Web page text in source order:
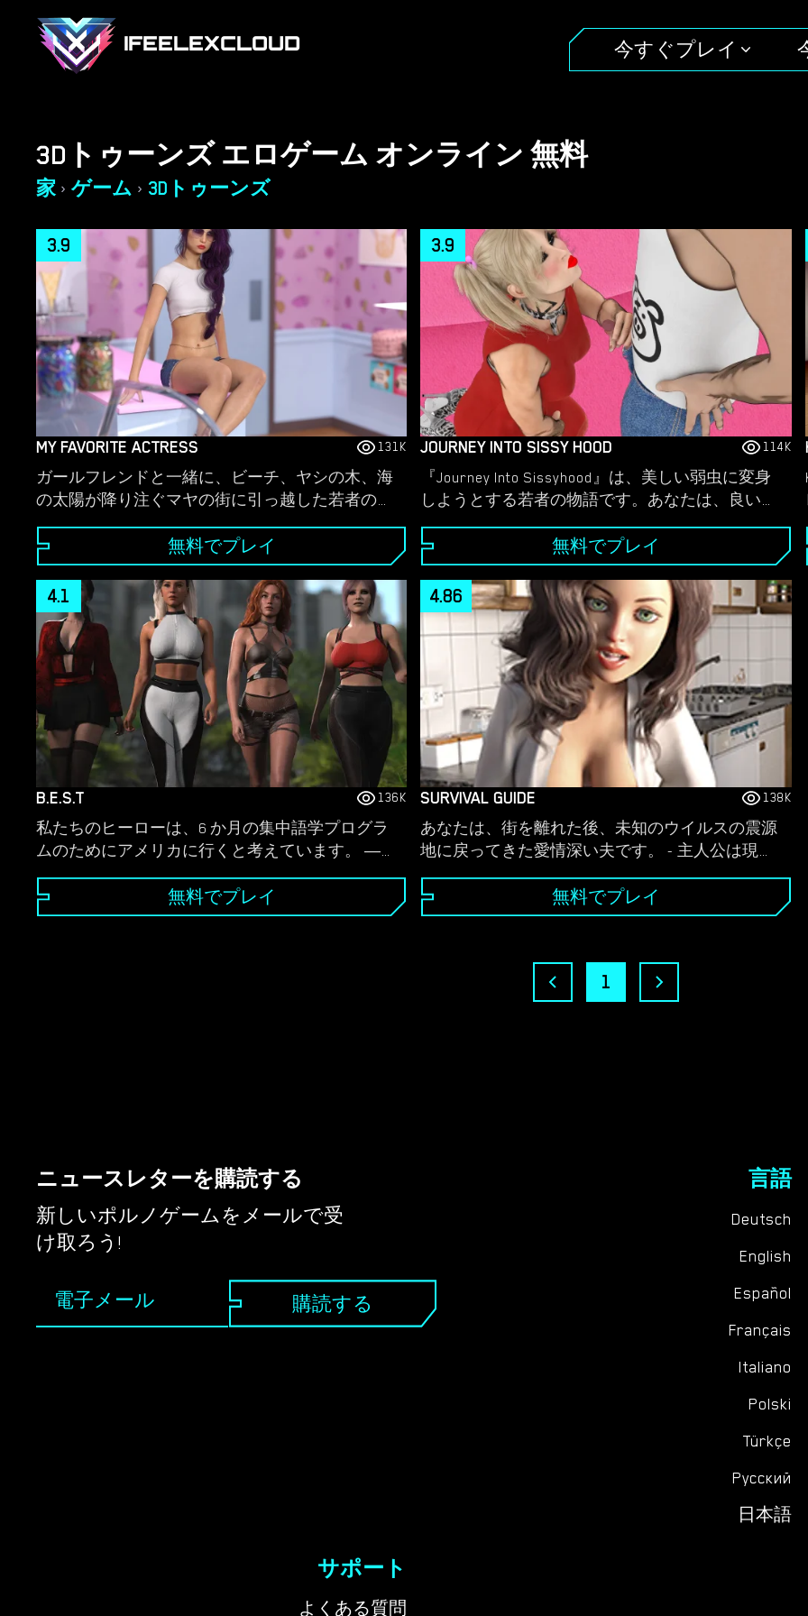
IFEELEXCLOUD 今すぐプレイ
3Dトゥーンズ エロゲーム オンライン 無料
家 › ゲーム › 3Dトゥーンズ
MY FAVORITE ACTRESS
3.9
131K
ガールフレンドと一緒に、ビーチ、ヤシの木、海
の太陽が降り注ぐマヤの街に引っ越した若者の物
語をお楽しみください。しかし、すぐに一連の奇
妙な出来事の後、彼の習慣的な生活は一変しま
す。街そのものが変わり始め、主人公も変わりま
す。 「My Favorite actress.」では、陰謀、捜査、
護衛の世界があなたを待っています。
無料でプレイ
JOURNEY INTO SISSY HOOD
3.9
114K
『Journey Into Sissyhood』は、美しい弱虫に変身
しようとする若者の物語です。あなたは、良い女
としての人生を歩むか、それともいたずらなこと
でいっぱいの人生を歩むかのような、いくつかの
いたずらな決断を下さなければなりません。しか
し、それに騙されないでください。その気になれ
ば、両方の世界を味わうことができます。 あなた
はクイズやテストを受け、音声催眠を聞かされた
り、催眠ポルノのループを見させられたりする必
要があります。 これはアルファ版なので、プレイ
ヤーから受け取るフィードバックによっては、将
来的にゲームに大きな変更が加えられる可能性が
あります。 私が現在取り組んでいる、ゆっくりと
した変革の道が待っています。そして、将来のリ
リースではゲイの要素はオプションになります。
無料でプレイ
B.E.S.T
4.1
136K
私たちのヒーローは、6 か月の集中語学プログラ
ムのためにアメリカに行くと考えています。 ――
だが実は、謎の男・オルシさんが立ち上げた新プ
ログラムの参加者100人に選ばれてしまうのだっ
た。謎めいたプログラムは、B.E.S.T の学生を選択
無料でプレイ
SURVIVAL GUIDE
4.86
138K
あなたは、街を離れた後、未知のウイルスの震源
地に戻ってきた愛情深い夫です。 - 主人公は現
在、感染拡大後に失踪した妻と借家人を探してい
ます。 - 彼は世界に対する良い感情を保ち、生き
続け、そして最も重要なことに、愛する人たちを
バル ガイドをプレイすることでわかります。
無料でプレイ
1
ニュースレターを購読する
新しいポルノゲームをメールで受
け取ろう!
購読する
言語
Deutsch
English
Español
Français
Italiano
Polski
Türkçe
Русский
日本語
サポート
よくある質問